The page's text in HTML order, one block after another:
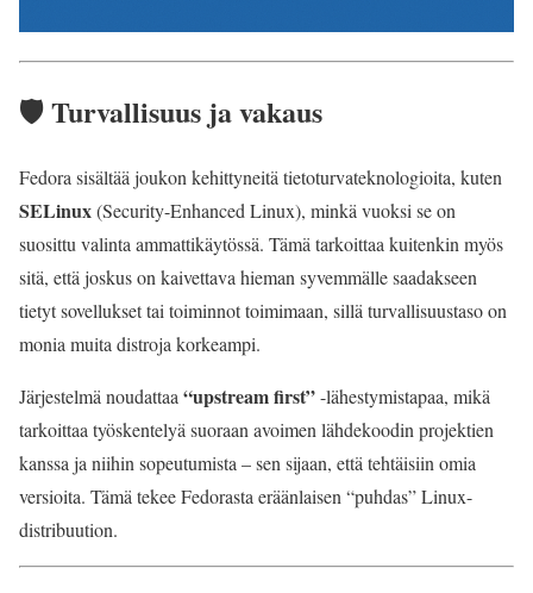
🛡️ Turvallisuus ja vakaus
Fedora sisältää joukon kehittyneitä tietoturvateknologioita, kuten
SELinux(Security-Enhanced Linux), minkä vuoksi se on
suosittu valinta ammattikäytössä. Tämä tarkoittaa kuitenkin myös
sitä, että joskus on kaivettava hieman syvemmälle saadakseen
tietyt sovellukset tai toiminnot toimimaan, sillä turvallisuustaso on
monia muita distroja korkeampi.
Järjestelmä noudattaa “upstream first”-lähestymistapaa, mikä
tarkoittaa työskentelyä suoraan avoimen lähdekoodin projektien
kanssa ja niihin sopeutumista – sen sijaan, että tehtäisiin omia
versioita. Tämä tekee Fedorasta eräänlaisen “puhdas” Linux-
distribuution.